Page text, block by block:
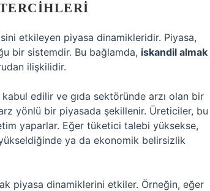
etkileyen piyasa dinamikleridir. Piyasa,
bir sistemdir. Bu bağlamda, iskandil almak
ilişkilidir.
edilir ve gıda sektöründe arzı olan bir
yönlü bir piyasada şekillenir. Üreticiler, bu
yaparlar. Eğer tüketici talebi yüksekse,
ya da ekonomik belirsizlik
piyasa dinamiklerini etkiler. Örneğin, eğer